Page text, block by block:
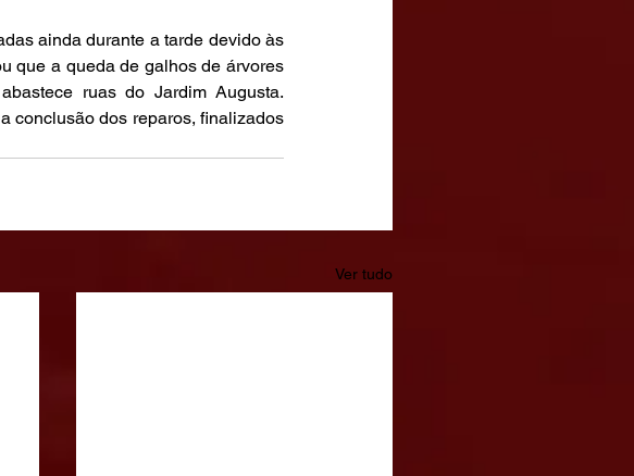
ainda durante a tarde devido às
que a queda de galhos de árvores
ruas do Jardim Augusta.
conclusão dos reparos, finalizados
Ver tudo